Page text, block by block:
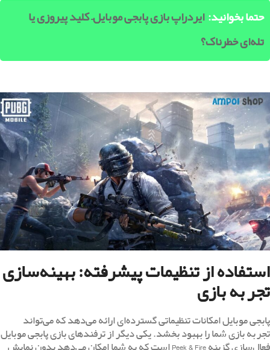
حتما بخوانید:ایردراپ بازی پابجی موبایل– کلید پیروزی یا
تله‌ای خطرناک؟
استفاده از تنظیمات پیشرفته: بهینه‌سازی
تجربه بازی
پابجی موبایل امکانات تنظیماتی گسترده‌ای ارائه می‌دهد که می‌تواند
تجربه بازی شما را بهبود بخشد. یکی دیگر از ترفندهای بازی پابجی موبایل